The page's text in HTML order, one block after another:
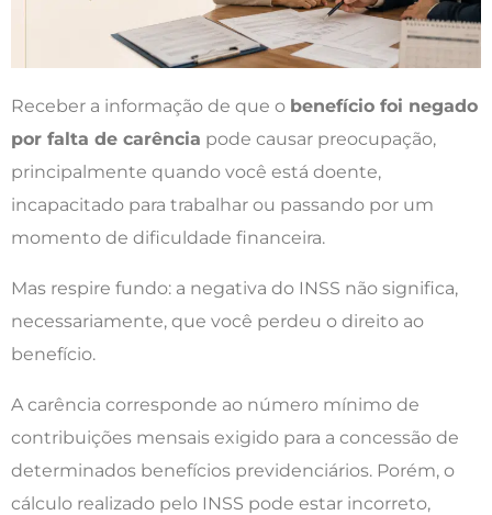
Receber a informação de que o benefício foi negado
por falta de carência pode causar preocupação,
principalmente quando você está doente,
incapacitado para trabalhar ou passando por um
momento de dificuldade financeira.
Mas respire fundo: a negativa do INSS não significa,
necessariamente, que você perdeu o direito ao
benefício.
A carência corresponde ao número mínimo de
contribuições mensais exigido para a concessão de
determinados benefícios previdenciários. Porém, o
cálculo realizado pelo INSS pode estar incorreto,